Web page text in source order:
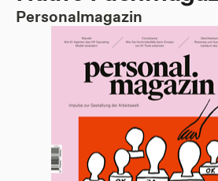
Personalmagazin